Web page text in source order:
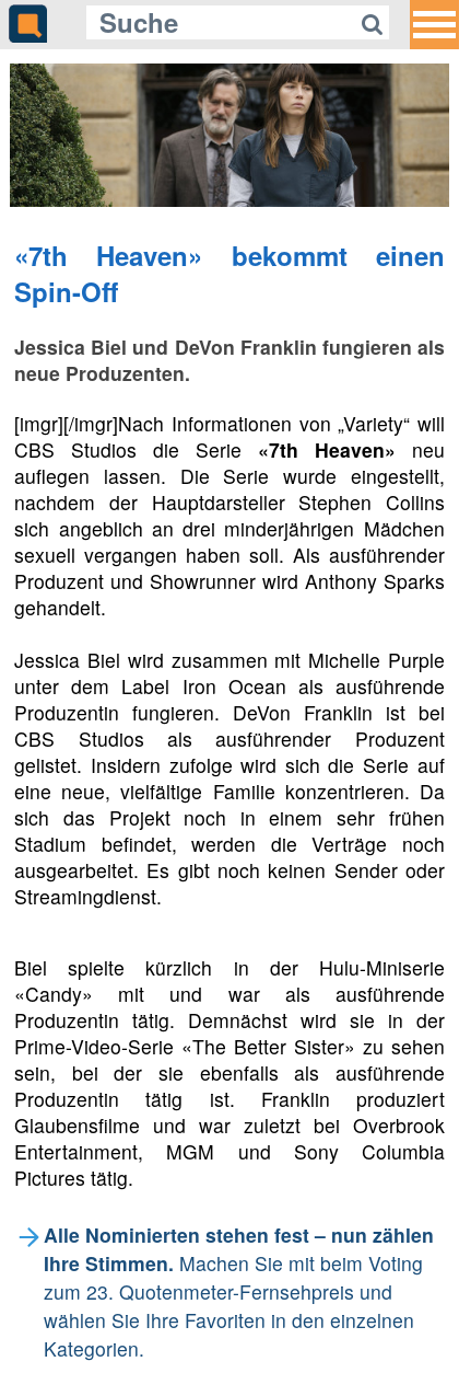
«7th Heaven» bekommt einen
Spin-Off
Jessica Biel und DeVon Franklin fungieren als
neue Produzenten.
[imgr][/imgr]Nach Informationen von „Variety“ will
CBS Studios die Serie «7th Heaven» neu
auflegen lassen. Die Serie wurde eingestellt,
nachdem der Hauptdarsteller Stephen Collins
sich angeblich an drei minderjährigen Mädchen
sexuell vergangen haben soll. Als ausführender
Produzent und Showrunner wird Anthony Sparks
gehandelt.
Jessica Biel wird zusammen mit Michelle Purple
unter dem Label Iron Ocean als ausführende
Produzentin fungieren. DeVon Franklin ist bei
CBS Studios als ausführender Produzent
gelistet. Insidern zufolge wird sich die Serie auf
eine neue, vielfältige Familie konzentrieren. Da
sich das Projekt noch in einem sehr frühen
Stadium befindet, werden die Verträge noch
ausgearbeitet. Es gibt noch keinen Sender oder
Streamingdienst.
Biel spielte kürzlich in der Hulu-Miniserie
«Candy» mit und war als ausführende
Produzentin tätig. Demnächst wird sie in der
Prime-Video-Serie «The Better Sister» zu sehen
sein, bei der sie ebenfalls als ausführende
Produzentin tätig ist. Franklin produziert
Glaubensfilme und war zuletzt bei Overbrook
Entertainment, MGM und Sony Columbia
Pictures tätig.
Alle Nominierten stehen fest – nun zählen
Ihre Stimmen. Machen Sie mit beim Voting
zum 23. Quotenmeter-Fernsehpreis und
wählen Sie Ihre Favoriten in den einzelnen
Kategorien.